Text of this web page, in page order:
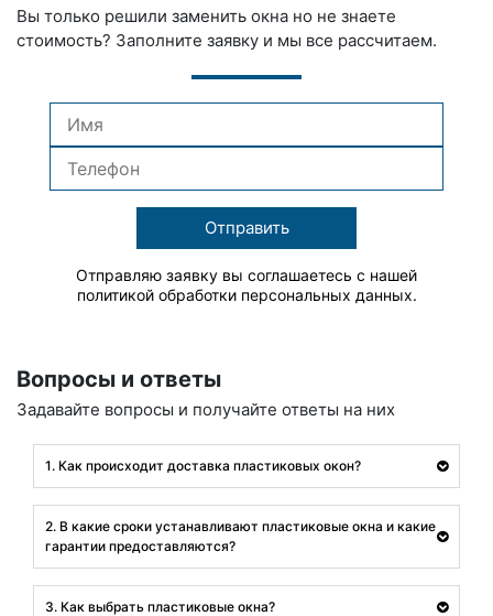
Вы только решили заменить окна но не знаете
стоимость? Заполните заявку и мы все рассчитаем.
Отправить
Отправляю заявку вы соглашаетесь с нашей
политикой обработки персональных данных.
Вопросы и ответы
Задавайте вопросы и получайте ответы на них
1. Как происходит доставка пластиковых окон?
2. В какие сроки устанавливают пластиковые окна и какие
гарантии предоставляются?
3. Как выбрать пластиковые окна?